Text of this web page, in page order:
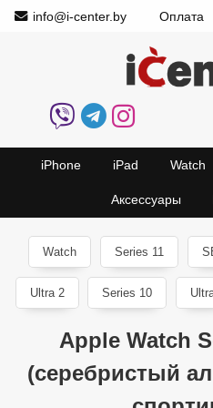
info@i-center.by Оплата
iPhone iPad Watch
Аксессуары
Watch Series 11
Ultra 2 Series 10
Apple Watch
(серебристый